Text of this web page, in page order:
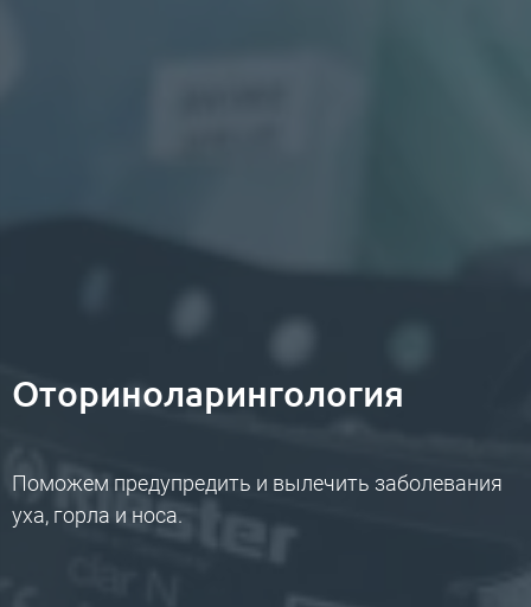
Оториноларингология
Поможем предупредить и вылечить заболевания
уха, горла и носа.